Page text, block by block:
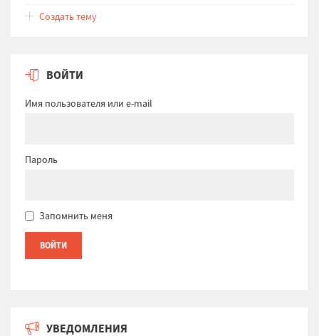
Создать тему
ВОЙТИ
Имя пользователя или e-mail
Пароль
Запомнить меня
УВЕДОМЛЕНИЯ